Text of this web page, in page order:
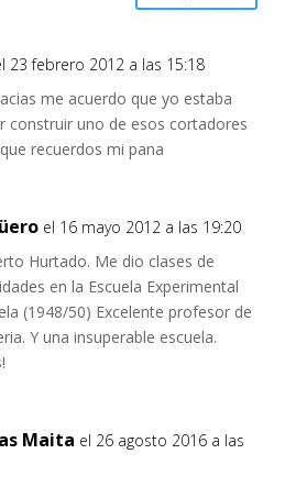
23 febrero 2012 a las 15:18
me acuerdo que yo estaba
construir uno de esos cortadores
recuerdos mi pana
el 16 mayo 2012 a las 19:20
Hurtado. Me dio clases de
en la Escuela Experimental
(1948/50) Excelente profesor de
Y una insuperable escuela.
Maita el 26 agosto 2016 a las